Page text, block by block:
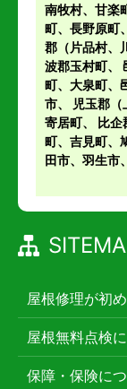
南牧村、甘楽
町、長野原町
郡（片品村、
波郡玉村町、
町、大泉町、
市、 児玉郡（
寄居町、
比企
町、吉見町、
田市、羽生市
屋根修理が初
屋根無料点検
保障・保険に